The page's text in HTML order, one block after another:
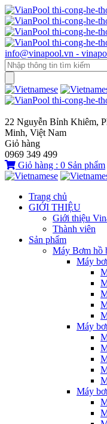
info@vinapool.vn -
22 Nguyễn Bỉnh Khiêm,
Minh, Việt Nam
Giỏ hàng
0969 349 499
Giỏ hàng : 0 Sản phẩm
Trang chủ
GIỚI THIỆU
Giới thiệu
Thành viên
Sản phẩm
Máy Bơm hồ
Máy
Máy
Máy